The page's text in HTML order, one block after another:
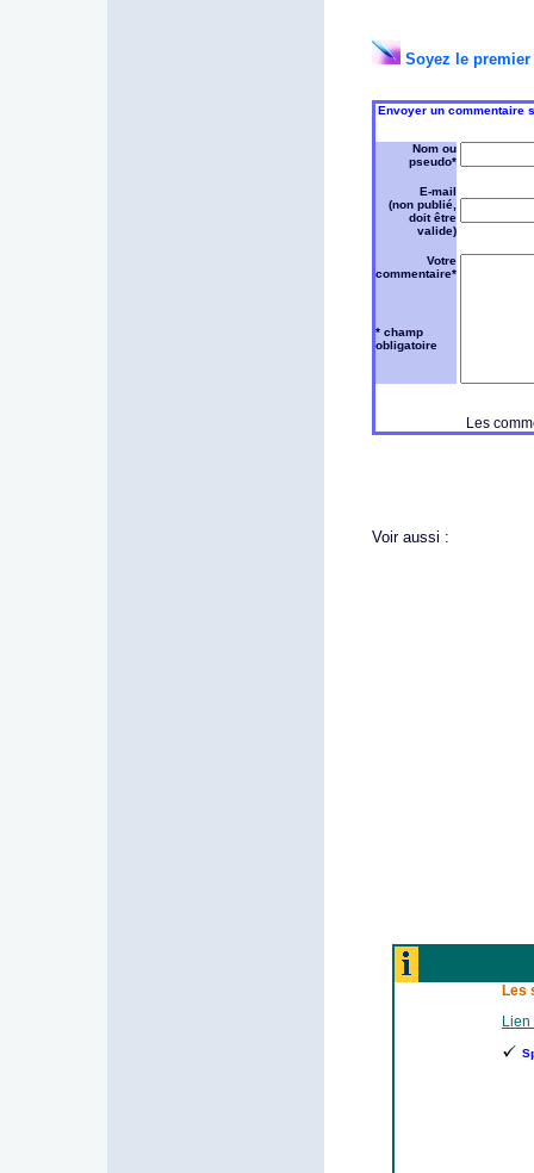
Soyez le
Envoyer un commentaire
Nom ou
pseudo*
E-mail
(non publié,
doit être
valide)
Votre
commentaire*
* champ
obligatoire
Les
Voir aussi :
Les
Lien